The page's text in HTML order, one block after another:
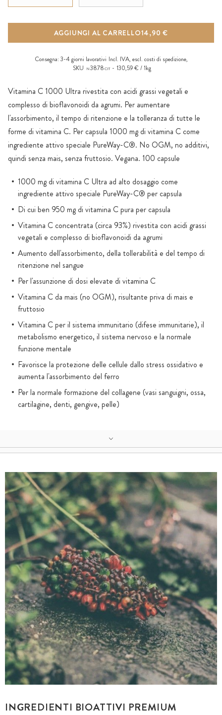
Vitamina C 1000 Ultra rivestita con acidi grassi vegetali e
complesso di bioflavonoidi da agrumi. Per aumentare
l'assorbimento, il tempo di ritenzione e la tolleranza di tutte le
forme di vitamina C. Per capsula 1000 mg di vitamina C come
ingrediente attivo speciale PureWay-C®. No OGM, no additivi,
quindi senza mais, senza fruttosio. Vegana. 100 capsule
1000 mg di vitamina C Ultra ad alto dosaggio come
ingrediente attivo speciale PureWay-C® per capsula
Di cui ben 950 mg di vitamina C pura per capsula
Vitamina C concentrata (circa 93%) rivestita con acidi grassi
vegetali e complesso di bioflavonoidi da agrumi
Aumento dell'assorbimento, della tollerabilità e del tempo di
ritenzione nel sangue
Per l'assunzione di dosi elevate di vitamina C
Vitamina C da mais (no OGM), risultante priva di mais e
fruttosio
Vitamina C per il sistema immunitario (difese immunitarie), il
metabolismo energetico, il sistema nervoso e la normale
funzione mentale
Favorisce la protezione delle cellule dallo stress ossidativo e
aumenta l'assorbimento del ferro
Per la normale formazione del collagene (vasi sanguigni, ossa,
cartilagine, denti, gengive, pelle)
AGGIUNGI AL CARRELLO14,90 €
Consegna: 3-4 giorni lavorativi Incl. IVA, escl. costi di spedizione,
SKU
N3878CIT 130,59 € / 1kg
INGREDIENTI BIOATTIVI PREMIUM